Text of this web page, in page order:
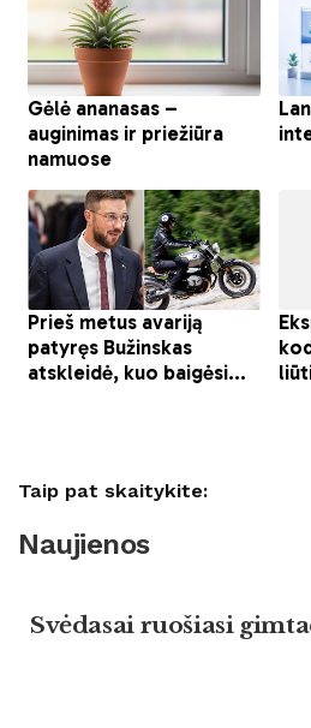
Taip pat skaitykite:
Naujienos
Svėdasai ruošiasi